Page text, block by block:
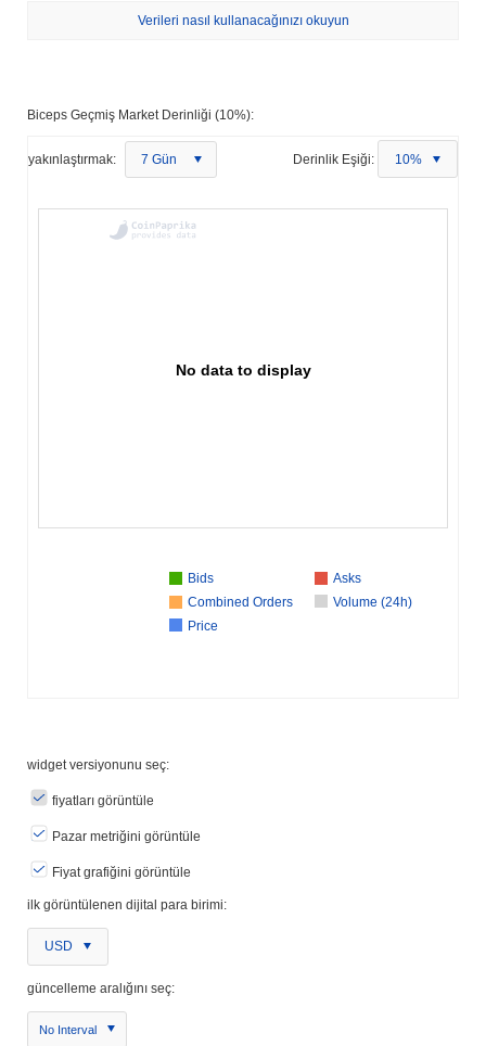
Verileri nasıl kullanacağınızı okuyun
Biceps Geçmiş Market Derinliği (10%):
yakınlaştırmak: 7 Gün Derinlik Eşiği: 10%
No data to display
Bids
Asks
Combined Orders
Volume (24h)
Price
widget versiyonunu seç:
fiyatları görüntüle
Pazar metriğini görüntüle
Fiyat grafiğini görüntüle
ilk görüntülenen dijital para birimi:
USD
güncelleme aralığını seç:
No Interval